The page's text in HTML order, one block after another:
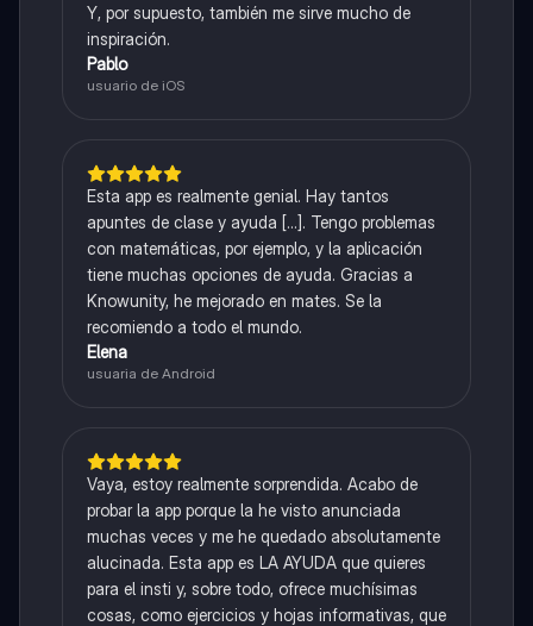
Y, por supuesto, también me sirve mucho de
inspiración.
Pablo
usuario de iOS
Esta app es realmente genial. Hay tantos
apuntes de clase y ayuda [...]. Tengo problemas
con matemáticas, por ejemplo, y la aplicación
tiene muchas opciones de ayuda. Gracias a
Knowunity, he mejorado en mates. Se la
recomiendo a todo el mundo.
Elena
usuaria de Android
Vaya, estoy realmente sorprendida. Acabo de
probar la app porque la he visto anunciada
muchas veces y me he quedado absolutamente
alucinada. Esta app es LA AYUDA que quieres
para el insti y, sobre todo, ofrece muchísimas
cosas, como ejercicios y hojas informativas, que